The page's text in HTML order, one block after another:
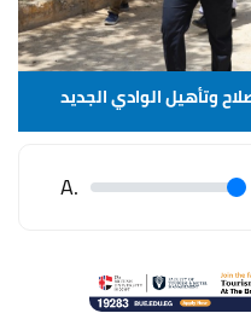
وتأهيل الوادي الجديد
.A